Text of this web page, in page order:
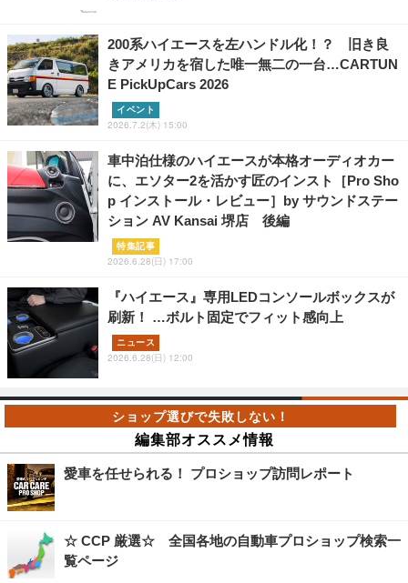
200系ハイエースを左ハンドル化！？ 旧き良
きアメリカを宿した唯一無二の一台…CARTUN
E PickUpCars 2026
イベント
2026.7.2(木) 15:00
車中泊仕様のハイエースが本格オーディオカー
に、エソター2を活かす匠のインスト［Pro Sho
p インストール・レビュー］by サウンドステー
ション AV Kansai 堺店 後編
特集記事
2026.6.28(日) 17:00
『ハイエース』専用LEDコンソールボックスが
刷新！ …ボルト固定でフィット感向上
ニュース
2026.6.28(日) 12:00
編集部オススメ情報
愛車を任せられる！ プロショップ訪問レポート
☆ CCP 厳選☆ 全国各地の自動車プロショップ検索一
覧ページ